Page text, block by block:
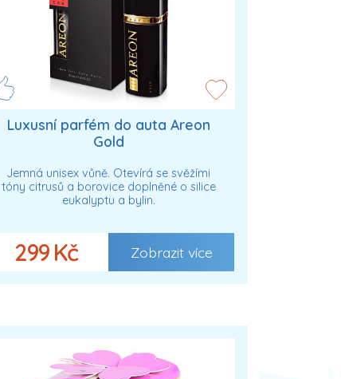
Luxusní parfém do auta Areon
Gold
Jemná unisex vůně. Otevírá se svěžími
tóny citrusů a borovice doplněné o silice
eukalyptu a bylin.
299 Kč Zobrazit více